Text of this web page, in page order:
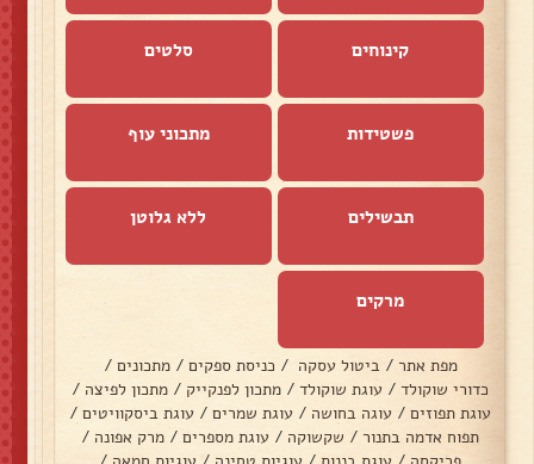
קינוחים סלטים
פשטידות מתכוני עוף
תבשילים ללא גלוטן
מרקים
מפת אתר / ביטול עסקה / כניסת ספקים / מתכונים /
כדורי שוקולד / עוגת שוקולד / מתכון לפנקייק / מתכון לפיצה /
עוגת תפוזים / עוגה בחושה / עוגת שמרים / עוגת ביסקוויטים /
תפוח אדמה בתנור / שקשוקה / עוגת מספרים / מרק אפונה /